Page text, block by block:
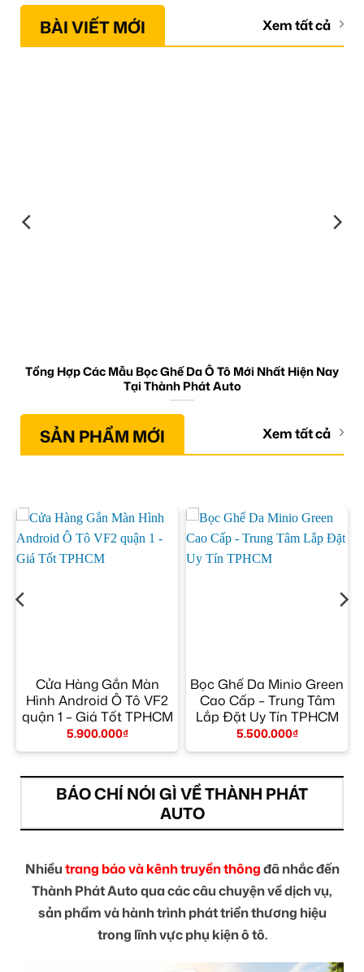
BÀI VIẾT MỚI Xem tất cả
Tổng Hợp Các Mẫu Bọc Ghế Da Ô Tô Mới Nhất Hiện Nay
Tại Thành Phát Auto
SẢN PHẨM MỚI Xem tất cả
Cửa Hàng Gắn Màn
Hình Android Ô Tô VF2
quận 1 – Giá Tốt TPHCM
5.900.000₫
Bọc Ghế Da Minio Green
Cao Cấp – Trung Tâm
Lắp Đặt Uy Tín TPHCM
5.500.000₫
BÁO CHÍ NÓI GÌ VỀ THÀNH PHÁT
AUTO
Nhiềutrang báo và kênh truyền thôngđã nhắc đến
Thành Phát Auto qua các câu chuyện về dịch vụ,
sản phẩm và hành trình phát triển thương hiệu
trong lĩnh vực phụ kiện ô tô.